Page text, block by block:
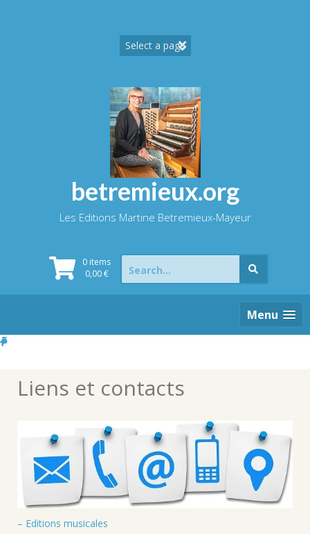
betremieux.org
Les Editions Martine Betremieux-Mayeur
0 items
0,00€
Search
for:
Menu
Liens et contacts
– Editions musicales